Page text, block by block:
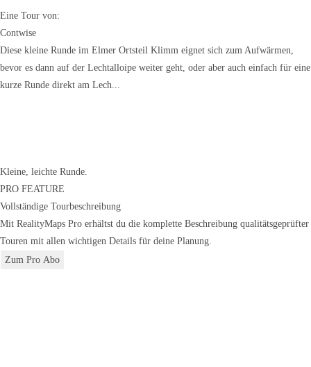
Eine Tour von:
Contwise
Diese kleine Runde im Elmer Ortsteil Klimm eignet sich zum Aufwärmen,
bevor es dann auf der Lechtalloipe weiter geht, oder aber auch einfach für eine
kurze Runde direkt am Lech...
Kleine, leichte Runde.
PRO FEATURE
Vollständige Tourbeschreibung
Mit RealityMaps Pro erhältst du die komplette Beschreibung qualitätsgeprüfter
Touren mit allen wichtigen Details für deine Planung.
Zum Pro Abo